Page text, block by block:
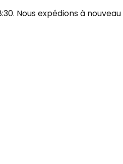
Nous expédions à nouveau